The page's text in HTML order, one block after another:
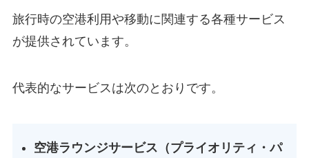
旅行時の空港利用や移動に関連する各種サービス
が提供されています。
代表的なサービスは次のとおりです。
空港ラウンジサービス（プライオリティ・パ